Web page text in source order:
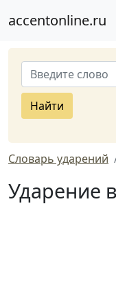
accentonline.ru
Найти
Словарь ударений
Ударение